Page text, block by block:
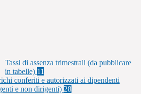
Tassi di assenza trimestrali (da pubblicare
in tabelle) 11
conferiti e autorizzati ai dipendenti
e non dirigenti) 28